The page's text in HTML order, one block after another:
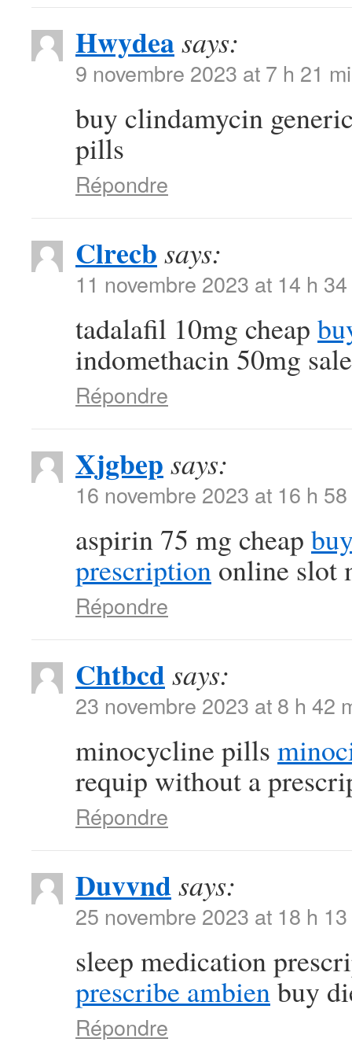
Hwydeasays:
9 novembre 2023 at 7 h 21
buy clindamycin
pills
Répondre
Clrecb says:
11 novembre 2023 at 14 h
tadalafil 10mg cheap
indomethacin 50mg sale
Répondre
Xjgbep says:
16 novembre 2023 at 16 h
aspirin 75 mg cheap
prescription online slot
Répondre
Chtbcdsays:
23 novembre 2023 at 8 h 42
minocycline pills
requip without a
Répondre
Duvvndsays:
25 novembre 2023 at 18 h
sleep medication
prescribe ambienbuy
Répondre